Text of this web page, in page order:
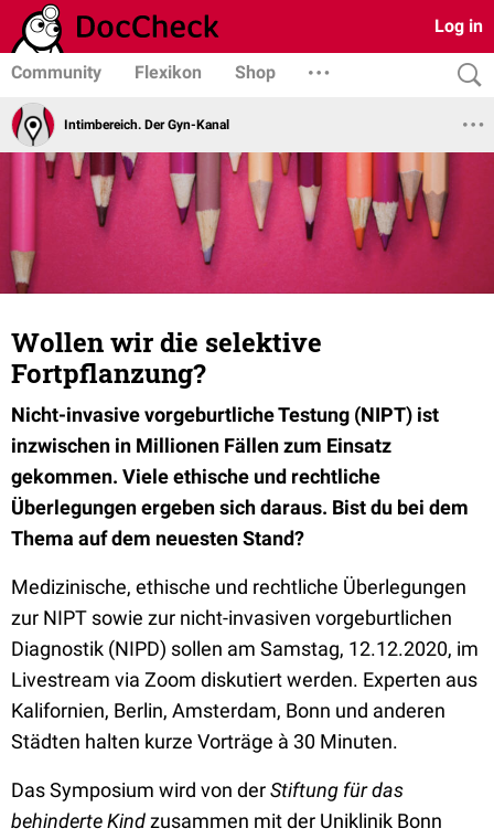
Log in
Community Flexikon Shop
Intimbereich. Der Gyn-Kanal
Wollen wir die selektive
Fortpflanzung?
Nicht-invasive vorgeburtliche Testung (NIPT) ist
inzwischen in Millionen Fällen zum Einsatz
gekommen. Viele ethische und rechtliche
Überlegungen ergeben sich daraus. Bist du bei dem
Thema auf dem neuesten Stand?
Medizinische, ethische und rechtliche Überlegungen
zur NIPT sowie zur nicht-invasiven vorgeburtlichen
Diagnostik (NIPD) sollen am Samstag, 12.12.2020, im
Livestream via Zoom diskutiert werden. Experten aus
Kalifornien, Berlin, Amsterdam, Bonn und anderen
Städten halten kurze Vorträge à 30 Minuten.
Das Symposium wird von derStiftung für das
behinderte Kindzusammen mit der Uniklinik Bonn